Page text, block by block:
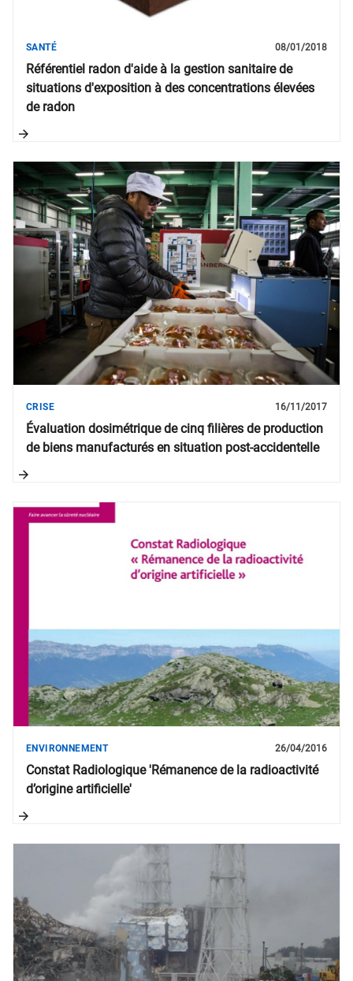
Référentiel radon d'aide à la gestion sanitaire de
situations d'exposition à des concentrations élevées
de radon
SANTÉ 08/01/2018
Évaluation dosimétrique de cinq filières de production
de biens manufacturés en situation post-accidentelle
CRISE 16/11/2017
Constat Radiologique 'Rémanence de la radioactivité
d’origine artificielle'
ENVIRONNEMENT 26/04/2016